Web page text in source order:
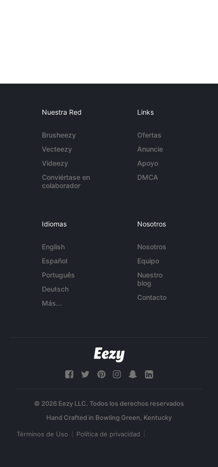
Nuestra Red
Brusheezy
Vecteezy
Videezy
Conviértase en
colaborador
Links
Ofertas
Anuncie
Apoyo
DMCA
Idiomas
English
Español
Português
Deutsch
Más...
Nosotros
Nosotros
Equipo
Nuestro
blog
Contacto
© 2026 Eezy LLC. Todos los derechos reservados
Términos de Uso Política de privacidad